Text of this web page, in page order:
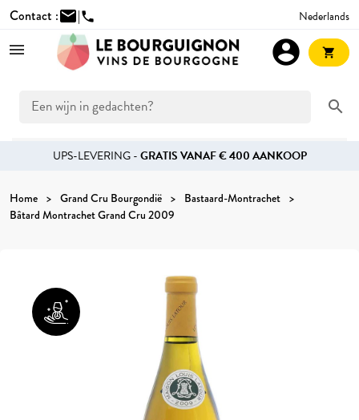
Contact :mail|phone Nederlands
search
account_circle shopping_cart
UPS-LEVERING -GRATIS VANAF € 400 AANKOOP
Home Grand Cru Bourgondië
Bastaard-Montrachet
Bâtard Montrachet Grand Cru 2009